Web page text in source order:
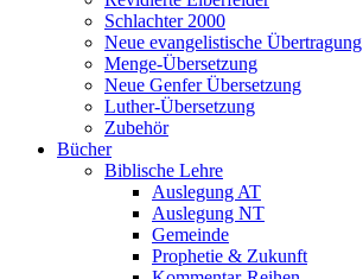
Schlachter 2000
Neue evangelistische Übertragung
Menge-Übersetzung
Neue Genfer Übersetzung
Luther-Übersetzung
Zubehör
Bücher
Biblische Lehre
Auslegung AT
Auslegung NT
Gemeinde
Prophetie & Zukunft